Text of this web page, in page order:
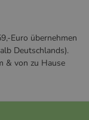
Euro übernehmen
Deutschlands).
& von zu Hause